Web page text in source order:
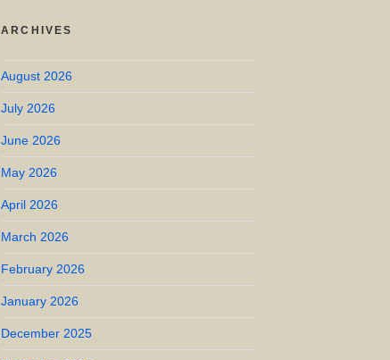
ARCHIVES
August 2026
July 2026
June 2026
May 2026
April 2026
March 2026
February 2026
January 2026
December 2025